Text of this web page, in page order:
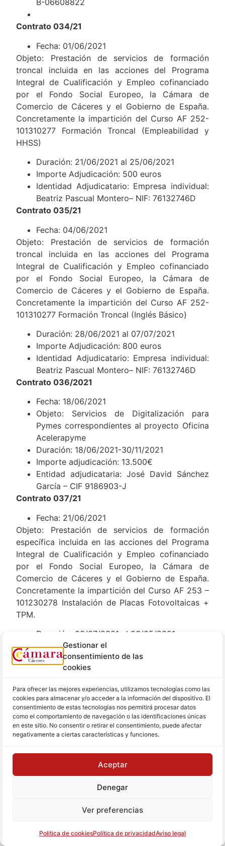
Gestionar el
consentimiento de las
cookies
Para ofrecer las mejores experiencias, utilizamos tecnologías como las
cookies para almacenar y/o acceder a la información del dispositivo. El
consentimiento de estas tecnologías nos permitirá procesar datos
como el comportamiento de navegación o las identificaciones únicas
en este sitio. No consentir o retirar el consentimiento, puede afectar
negativamente a ciertas características y funciones.
Aceptar
Denegar
Ver preferencias
Política de cookiesPolítica de privacidadAviso legal
B-06608822
Contrato 034/21
Fecha: 01/06/2021
Objeto: Prestación de servicios de formación
troncal incluida en las acciones del Programa
Integral de Cualificación y Empleo cofinanciado
por el Fondo Social Europeo, la Cámara de
Comercio de Cáceres y el Gobierno de España.
Concretamente la impartición del Curso AF 252-
101310277 Formación Troncal (Empleabilidad y
HHSS)
Duración: 21/06/2021 al 25/06/2021
Importe Adjudicación: 500 euros
Identidad Adjudicatario: Empresa individual:
Beatriz Pascual Montero– NIF: 76132746D
Contrato 035/21
Fecha: 04/06/2021
Objeto: Prestación de servicios de formación
troncal incluida en las acciones del Programa
Integral de Cualificación y Empleo cofinanciado
por el Fondo Social Europeo, la Cámara de
Comercio de Cáceres y el Gobierno de España.
Concretamente la impartición del Curso AF 252-
101310277 Formación Troncal (Inglés Básico)
Duración: 28/06/2021 al 07/07/2021
Importe Adjudicación: 800 euros
Identidad Adjudicatario: Empresa individual:
Beatriz Pascual Montero– NIF: 76132746D
Contrato 036/2021
Fecha: 18/06/2021
Objeto: Servicios de Digitalización para
Pymes correspondientes al proyecto Oficina
Acelerapyme
Duración: 18/06/2021-30/11/2021
Importe adjudicación: 13.500€
Entidad adjudicataria: José David Sánchez
García – CIF 9186903-J
Contrato 037/21
Fecha: 21/06/2021
Objeto: Prestación de servicios de formación
específica incluida en las acciones del Programa
Integral de Cualificación y Empleo cofinanciado
por el Fondo Social Europeo, la Cámara de
Comercio de Cáceres y el Gobierno de España.
Concretamente la impartición del Curso AF 253 –
101230278 Instalación de Placas Fotovoltaicas +
TPM.
Duración: 08/07/2021 al 23/05/2021
Importe Adjudicación: 6.900 euros
Identidad Adjudicatario: Formación y
Negocio Exterior S.L. – CIF: B10416287
Fecha: 22/06/2021
Objeto: Prestación de servicios de formación
incluidos en las acciones del Programa 45+
la impartición del Curso AF 24 – 104110279
Importe Adjudicación: 2.000 euros
(Sonia Muñoz Gallego) – NIF: 44403855D